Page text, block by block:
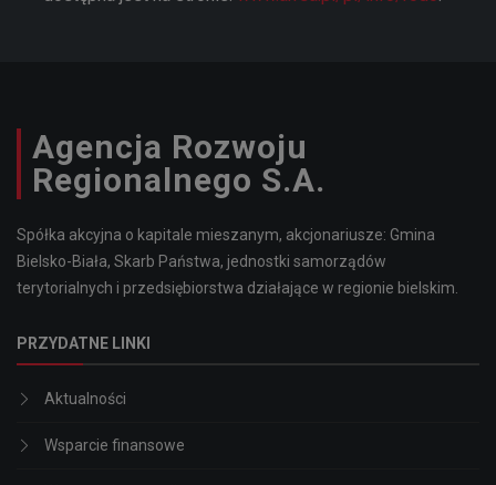
Agencja Rozwoju
Regionalnego S.A.
Spółka akcyjna o kapitale mieszanym, akcjonariusze: Gmina
Bielsko-Biała, Skarb Państwa, jednostki samorządów
terytorialnych i przedsiębiorstwa działające w regionie bielskim.
PRZYDATNE LINKI
Aktualności
Wsparcie finansowe